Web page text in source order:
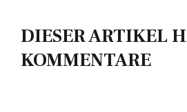
DIESER ARTIKEL
KOMMENTARE